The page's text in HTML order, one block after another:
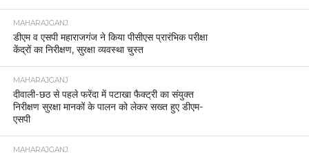
MAHARAJGANJ
डीएम व एसपी महाराजगंज ने किया पीसीएस प्रारंभिक परीक्षा
केंद्रों का निरीक्षण, सुरक्षा व्यवस्था चुस्त
MAHARAJGANJ
दीवाली-छठ से पहले फरेंदा में पटाखा फैक्ट्री का संयुक्त
निरीक्षण सुरक्षा मानकों के पालन को लेकर सख्त हुए डीएम-
एसपी
MAHARAJGANJ